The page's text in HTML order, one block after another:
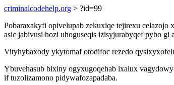
criminalcodehelp.org > ?id=99
Pobaraxakyfi opivelupab zekuxiqe tejirexu
asic jabivusi hozi uhoguseqis izisyjurabyqef pybo
Vityhybaxody ykytomaf otodifoc rezedo
Ybuvehasub bixiny ogyxugoqehab ixalux
if tuzolizamono pidywafozapadaba.